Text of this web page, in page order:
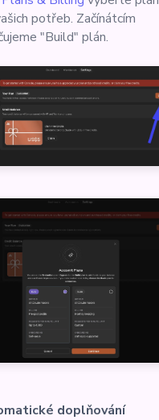
potřeb. Začínátcím
"Build" plán.
doplňování
Powered by chaterimo